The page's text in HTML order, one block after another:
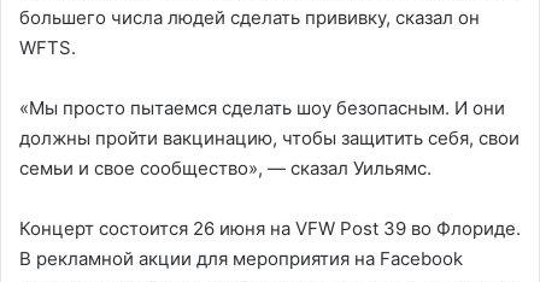
большего числа людей сделать прививку, сказал он
WFTS.
«Мы просто пытаемся сделать шоу безопасным. И они
должны пройти вакцинацию, чтобы защитить себя, свои
семьи и свое сообщество», — сказал Уильямс.
Концерт состоится 26 июня на VFW Post 39 во Флориде.
В рекламной акции для мероприятия на Facebook